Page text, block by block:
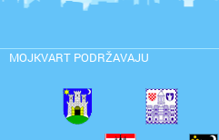
MOJKVART PODRŽAVAJU